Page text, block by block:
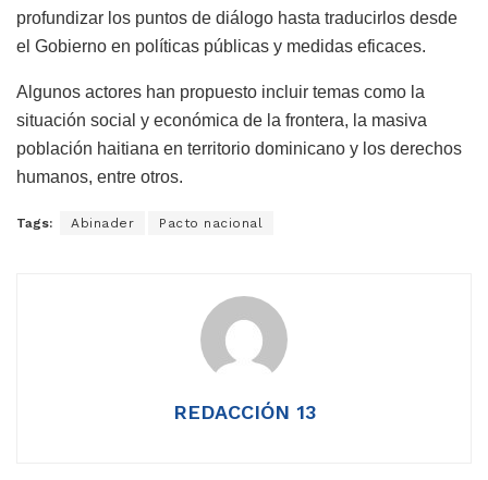
profundizar los puntos de diálogo hasta traducirlos desde
el Gobierno en políticas públicas y medidas eficaces.
Algunos actores han propuesto incluir temas como la
situación social y económica de la frontera, la masiva
población haitiana en territorio dominicano y los derechos
humanos, entre otros.
Tags: Abinader Pacto nacional
REDACCIÓN 13